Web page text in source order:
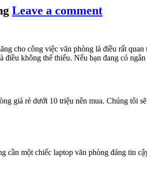
Leave a comment
cho công việc văn phòng là điều rất
không thể thiếu. Nếu bạn đang có
giá rẻ dưới 10 triệu nên mua. Chúng tôi
một chiếc laptop văn phòng đáng tin